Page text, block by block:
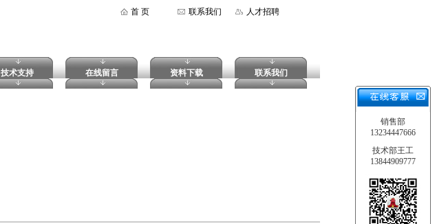
首 页 联系我们 人才招聘
技术支持 在线留言 资料下载 联系我们
销售部
13234447666
技术部王工
13844909777